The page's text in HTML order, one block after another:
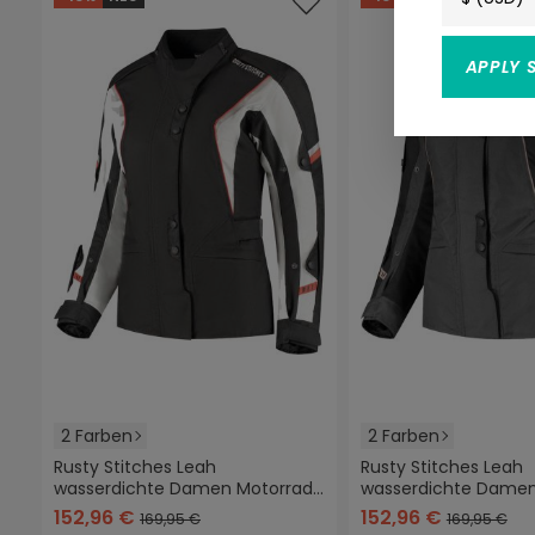
2 Farben
schwarz/rot
Rusty Stitches Leah
wasserdichte Damen Motorrad
Textiljacke
152,96 € 169,95 €
2 Farben
schwarz/rot
Rusty Stitches Leah
wasserdichte
Textiljacke
152,96 € 169,95 €
APPLY